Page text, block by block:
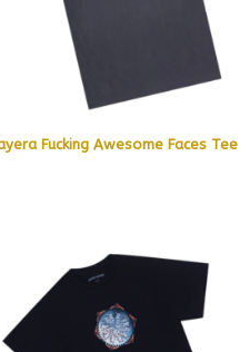
Fucking Awesome Faces Tee